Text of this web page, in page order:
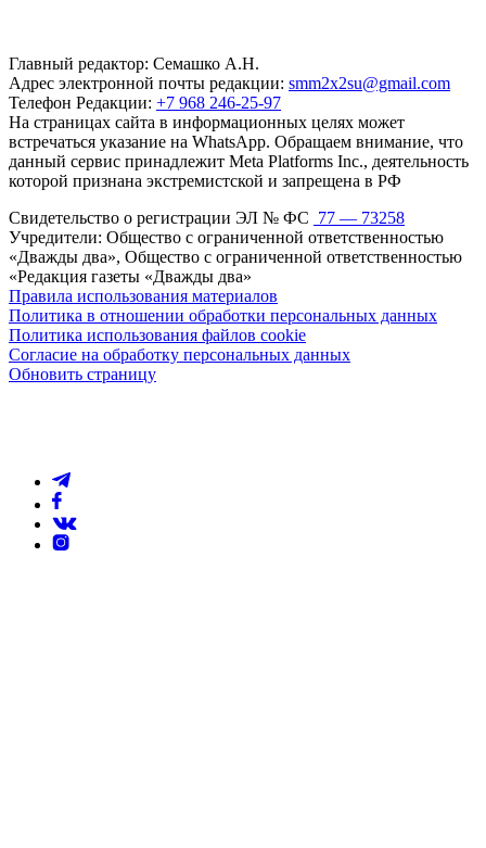
Главный редактор: Семашко А.Н.
Адрес электронной почты редакции: smm2x2su@gmail.com
Телефон Редакции: +7 968 246-25-97
На страницах сайта в информационных целях может
встречаться указание на WhatsApp. Обращаем внимание, что
данный сервис принадлежит Meta Platforms Inc., деятельность
которой признана экстремистской и запрещена в РФ
Свидетельство о регистрации ЭЛ № ФС 77 — 73258
Учредители: Общество с ограниченной ответственностью
«Дважды два», Общество с ограниченной ответственностью
«Редакция газеты «Дважды два»
Правила использования материалов
Политика в отношении обработки персональных данных
Политика использования файлов cookie
Согласие на обработку персональных данных
Обновить страницу